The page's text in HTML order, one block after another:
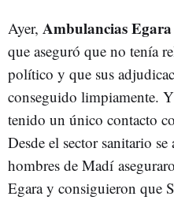
Ayer, Ambulancias Egara
que aseguró que no tenía
político y que sus
conseguido limpiamente.
tenido un único contacto
Desde el sector sanitario
hombres de Madí
Egara y consiguieron que